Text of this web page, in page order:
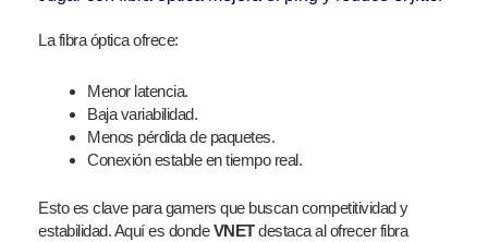
La fibra óptica ofrece:
Menor latencia.
Baja variabilidad.
Menos pérdida de paquetes.
Conexión estable en tiempo real.
Esto es clave para gamers que buscan competitividad y
estabilidad. Aquí es dondeVNETdestaca al ofrecer fibra